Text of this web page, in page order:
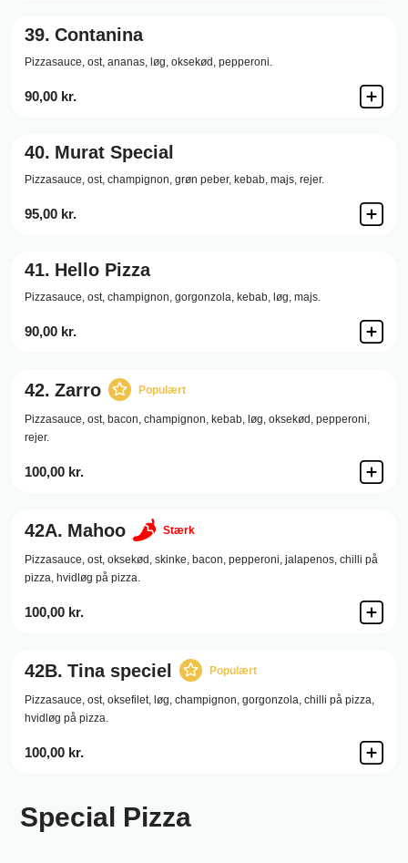
39. Contanina
Pizzasauce, ost, ananas, løg, oksekød, pepperoni.
90,00 kr.
40. Murat Special
Pizzasauce, ost, champignon, grøn peber, kebab, majs, rejer.
95,00 kr.
41. Hello Pizza
Pizzasauce, ost, champignon, gorgonzola, kebab, løg, majs.
90,00 kr.
42. Zarro Populært
Pizzasauce, ost, bacon, champignon, kebab, løg, oksekød, pepperoni,
rejer.
100,00 kr.
42A. Mahoo Stærk
Pizzasauce, ost, oksekød, skinke, bacon, pepperoni, jalapenos, chilli på
pizza, hvidløg på pizza.
100,00 kr.
42B. Tina speciel Populært
Pizzasauce, ost, oksefilet, løg, champignon, gorgonzola, chilli på pizza,
hvidløg på pizza.
100,00 kr.
Special Pizza